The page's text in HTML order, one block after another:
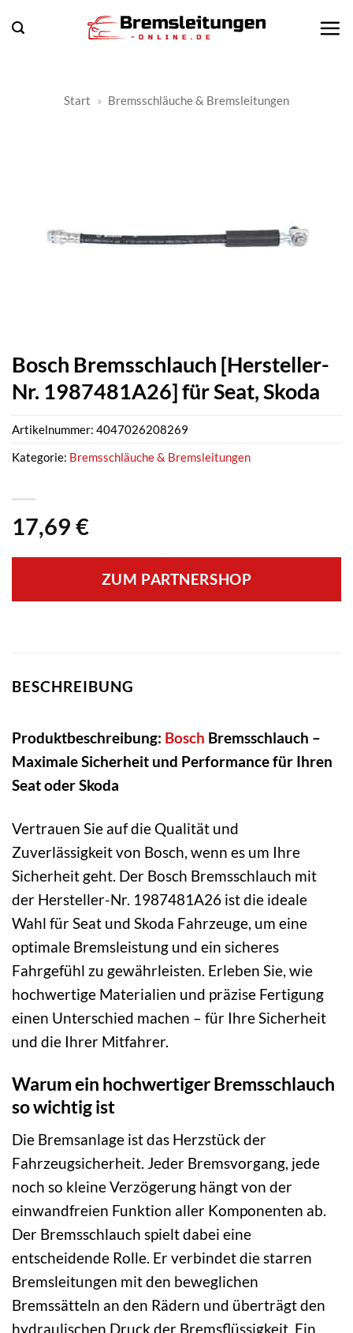
Inhalt
Start » Bremsschläuche & Bremsleitungen
Bosch Bremsschlauch [Hersteller-
Nr. 1987481A26] für Seat, Skoda
17,69 €
ZUM PARTNERSHOP
Artikelnummer: 4047026208269
Kategorie: Bremsschläuche & Bremsleitungen
BESCHREIBUNG
Produktbeschreibung: Bosch Bremsschlauch –
Maximale Sicherheit und Performance für Ihren
Seat oder Skoda
Vertrauen Sie auf die Qualität und
Zuverlässigkeit von Bosch, wenn es um Ihre
Sicherheit geht. Der Bosch Bremsschlauch mit
der Hersteller-Nr. 1987481A26 ist die ideale
Wahl für Seat und Skoda Fahrzeuge, um eine
optimale Bremsleistung und ein sicheres
Fahrgefühl zu gewährleisten. Erleben Sie, wie
hochwertige Materialien und präzise Fertigung
einen Unterschied machen – für Ihre Sicherheit
und die Ihrer Mitfahrer.
Warum ein hochwertiger Bremsschlauch
so wichtig ist
Die Bremsanlage ist das Herzstück der
Fahrzeugsicherheit. Jeder Bremsvorgang, jede
noch so kleine Verzögerung hängt von der
einwandfreien Funktion aller Komponenten ab.
Der Bremsschlauch spielt dabei eine
entscheidende Rolle. Er verbindet die starren
Bremsleitungen mit den beweglichen
Bremssätteln an den Rädern und überträgt den
hydraulischen Druck der Bremsflüssigkeit. Ein